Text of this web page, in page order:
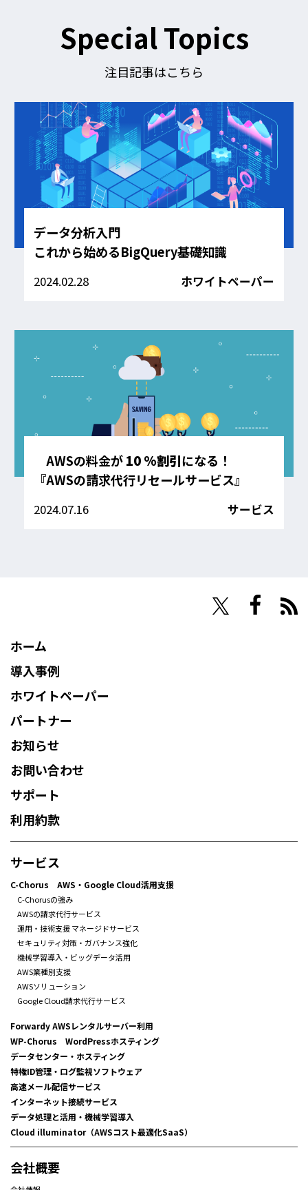
す
る
Special Topics
注目記事はこちら
データ分析入門
これから始めるBigQuery基礎知識
2024.02.28 ホワイトペーパー
AWSの料金が10 %割引になる！
『AWSの請求代行リセールサービス』
2024.07.16 サービス
ホーム
導入事例
ホワイトペーパー
パートナー
お知らせ
お問い合わせ
サポート
利用約款
サービス
C-Chorus AWS・Google Cloud活用支援
C-Chorusの強み
AWSの請求代行サービス
運用・技術支援 マネージドサービス
セキュリティ対策・ガバナンス強化
機械学習導入・ビッグデータ活用
AWS業種別支援
AWSソリューション
Google Cloud請求代行サービス
Forwardy AWSレンタルサーバー利用
WP-Chorus WordPressホスティング
データセンター・ホスティング
特権ID管理・ログ監視ソフトウェア
高速メール配信サービス
インターネット接続サービス
データ処理と活用・機械学習導入
Cloud illuminator（AWSコスト最適化SaaS）
会社概要